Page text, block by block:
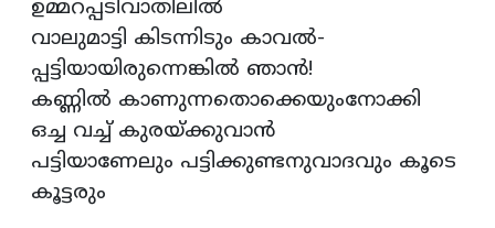
ഉമ്മറപ്പടിവാതിലില്‍
വാലുമാട്ടി കിടന്നിടും കാവല്‍-
പ്പട്ടിയായിരുന്നെങ്കില്‍ ഞാന്‍!
കണ്ണില്‍ കാണുന്നതൊക്കെയുംനോക്കി
ഒച്ച വച്ച് കുരയ്ക്കുവാന്‍
പട്ടിയാണേലും പട്ടിക്കുണ്ടനുവാദവും കൂടെ
കൂട്ടരും